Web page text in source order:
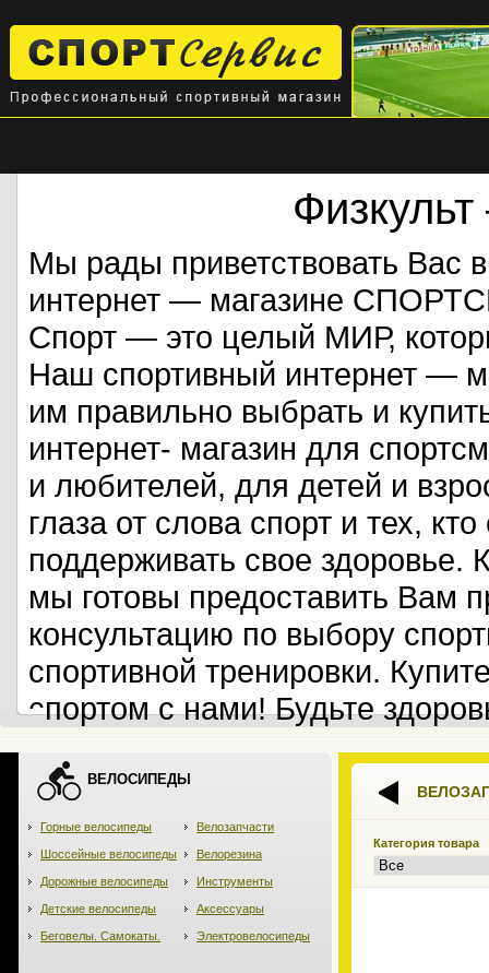
Мы рады приветствовать Вас
интернет — магазине
Спорт — это целый МИР,
Наш спортивный интернет —
им правильно выбрать и
интернет- магазин для
и любителей, для детей и
глаза от слова спорт и тех,
поддерживать свое
мы готовы предоставить Вам
консультацию по выбору
спортивной тренировки.
спортом с нами! Будьте
ВЕЛОСИПЕДЫ
Горные велосипеды
Шоссейные велосипеды
Дорожные велосипеды
Детские велосипеды
Беговелы. Самокаты.
Велозапчасти
Велорезина
Инструменты
Аксессуары
Электровелосипеды
Категория товара